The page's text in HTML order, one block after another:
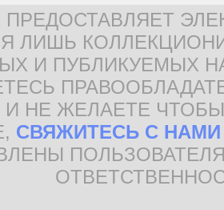
ПРЕДОСТАВЛЯЕТ
ЛИШЬ
И ПУБЛИКУЕМЫХ
И НЕ ЖЕЛАЕТЕ
СВЯЖИТЕСЬ С НАМИ